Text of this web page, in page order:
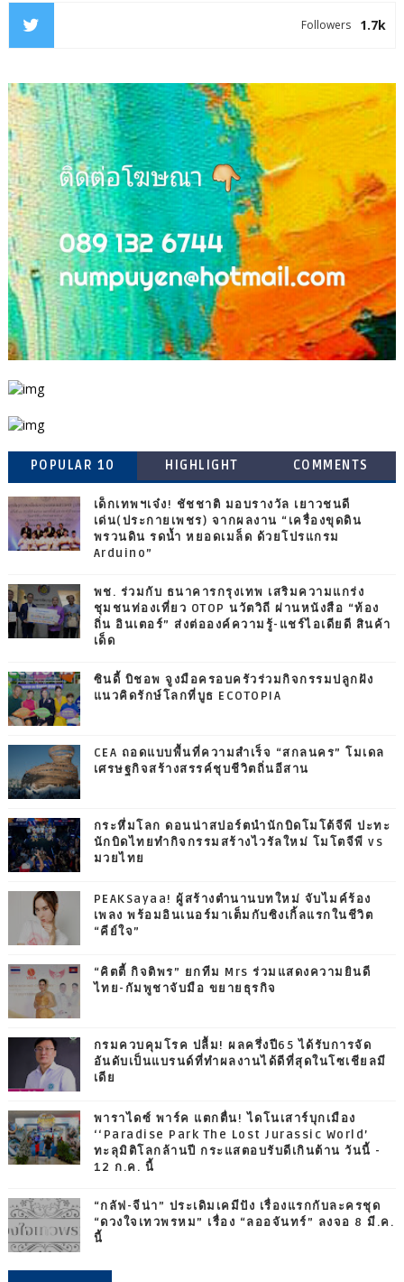
1.7k
Followers
POPULAR 10 HIGHLIGHT COMMENTS
เด็กเทพฯเจ๋ง! ชัชชาติ มอบรางวัล เยาวชนดี
เด่น(ประกายเพชร) จากผลงาน “เครื่องขุดดิน
พรวนดิน รดน้ำ หยอดเมล็ด ด้วยโปรแกรม
Arduino”
พช. ร่วมกับ ธนาคารกรุงเทพ เสริมความแกร่ง
ชุมชนท่องเที่ยว OTOP นวัตวิถี ผ่านหนังสือ “ท้อง
ถิ่น อินเตอร์” ส่งต่อองค์ความรู้-แชร์ไอเดียดี สินค้า
เด็ด
ซินดี้ บิชอพ จูงมือครอบครัวร่วมกิจกรรมปลูกฝัง
แนวคิดรักษ์โลกที่บูธ ECOTOPIA
CEA ถอดแบบพื้นที่ความสำเร็จ “สกลนคร” โมเดล
เศรษฐกิจสร้างสรรค์ชุบชีวิตถิ่นอีสาน
กระหึ่มโลก ดอนน่าสปอร์ตนำนักบิดโมโต้จีพี ปะทะ
นักบิดไทยทำกิจกรรมสร้างไวรัลใหม่ โมโตจีพี vs
มวยไทย
PEAKSayaa! ผู้สร้างตำนานบทใหม่ จับไมค์ร้อง
เพลง พร้อมอินเนอร์มาเต็มกับซิงเกิ้ลแรกในชีวิต
“คีย์ใจ”
“คิตตี้ กิจติพร” ยกทีม Mrs ร่วมแสดงความยินดี
ไทย-กัมพูชาจับมือ ขยายธุรกิจ
กรมควบคุมโรค ปลื้ม! ผลครึ่งปี65 ได้รับการจัด
อันดับเป็นแบรนด์ที่ทำผลงานได้ดีที่สุดในโซเชียลมี
เดีย
พาราไดซ์ พาร์ค แตกตื่น! ไดโนเสาร์บุกเมือง
‘‘Paradise Park The Lost Jurassic World’
ทะลุมิติโลกล้านปี กระแสตอบรับดีเกินต้าน วันนี้ -
12 ก.ค. นี้
“กลัฟ-จีน่า” ประเดิมเคมีปัง เรื่องแรกกับละครชุด
“ดวงใจเทวพรหม” เรื่อง “ลออจันทร์” ลงจอ 8 มี.ค.
นี้